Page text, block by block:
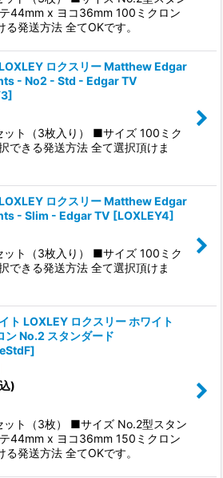
44mm x ヨコ36mm 100ミクロン
発送方法 全てOKです。
ロクスリー Matthew Edgar
- No2 - Std - Edgar TV
]
ト（3枚入り） ■サイズ 100ミク
できる発送方法 全て選択頂けま
ロクスリー Matthew Edgar
- Slim - Edgar TV [LOXLEY4]
ト（3枚入り） ■サイズ 100ミク
できる発送方法 全て選択頂けま
ト LOXLEY ロクスリー ホワイト
ン No.2 スタンダード
]
)
ト（3枚） ■サイズ No.2型スタン
44mm x ヨコ36mm 150ミクロン
発送方法 全てOKです。